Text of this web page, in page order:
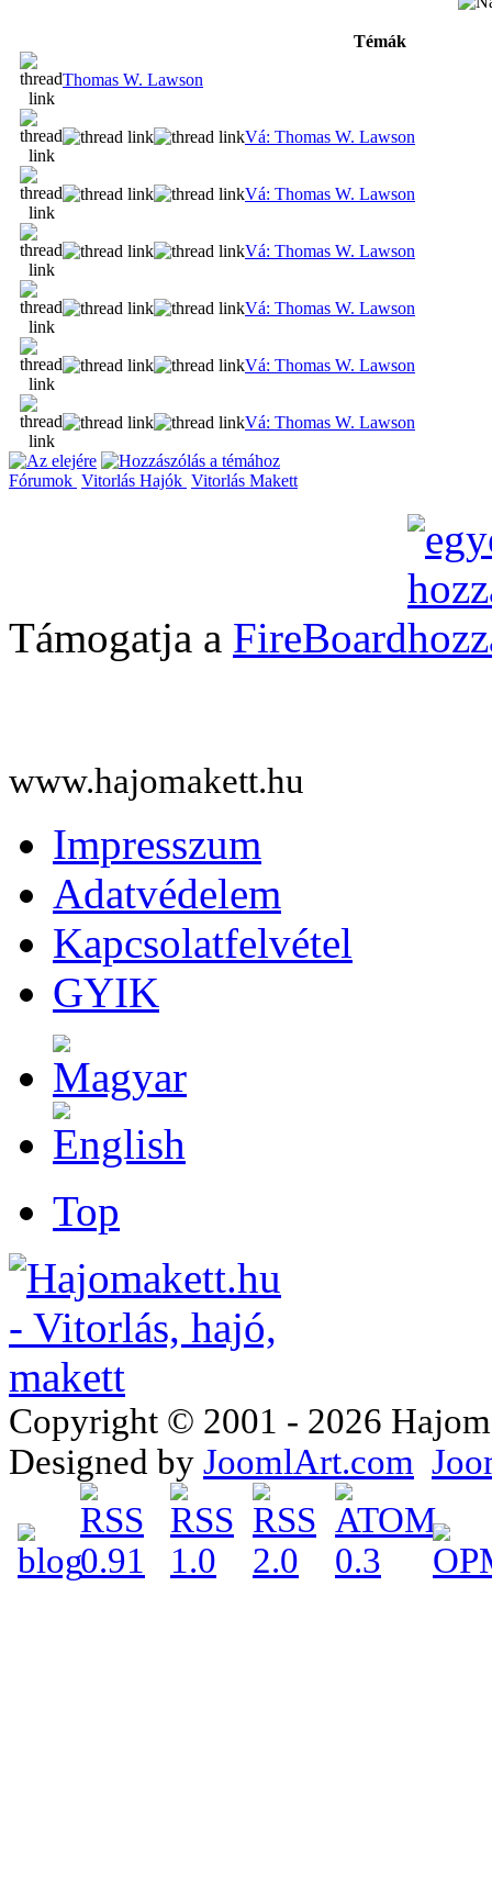
Témák
Thomas W. Lawson
Vá: Thomas W. Lawson
Vá: Thomas W. Lawson
Vá: Thomas W. Lawson
Vá: Thomas W. Lawson
Vá: Thomas W. Lawson
Vá: Thomas W. Lawson
Fórumok Vitorlás Hajók Vitorlás Makett
Támogatja a FireBoard
www.hajomakett.hu
Impresszum
Adatvédelem
Kapcsolatfelvétel
GYIK
Top
Copyright © 2001 - 2026
Designed by JoomlArt.com